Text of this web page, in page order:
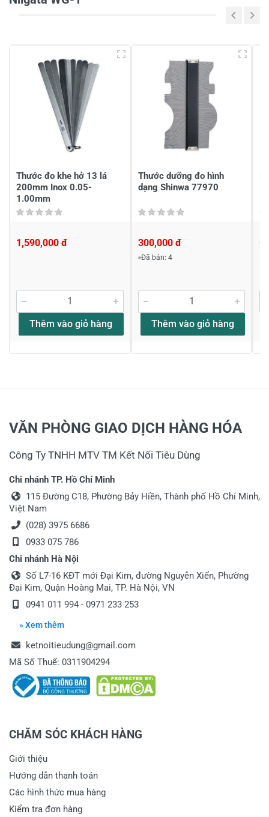
Gửi nhận xét
Thước đo khe hở 13 lá
200mm Inox 0.05-
1.00mm
1,590,000 đ
Thêm vào giỏ hàng
Thước dưỡng đo hình
dạng Shinwa 77970
300,000 đ
Đã bán: 4
Thêm vào giỏ hàng
VĂN PHÒNG GIAO DỊCH HÀNG HÓA
Công Ty TNHH MTV TM Kết Nối Tiêu Dùng
Chi nhánh TP. Hồ Chí Minh
115 Đường C18, Phường Bảy Hiền, Thành phố Hồ Chí Minh,
Việt Nam
(028) 3975 6686
0933 075 786
Chi nhánh Hà Nội
Số L7-16 KĐT mới Đại Kim, đường Nguyễn Xiển, Phường
Đại Kim, Quận Hoàng Mai, TP. Hà Nội, VN
0941 011 994 - 0971 233 253
» Xem thêm
ketnoitieudung@gmail.com
Mã Số Thuế: 0311904294
CHĂM SÓC KHÁCH HÀNG
Giới thiệu
Hướng dẫn thanh toán
Các hình thức mua hàng
Kiểm tra đơn hàng